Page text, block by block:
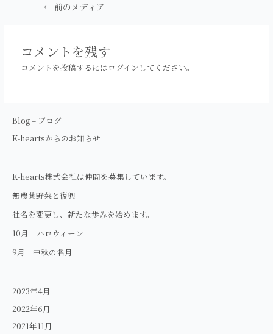
ゲ
ー
← 前のメディア
コメントを残す
コメントを投稿するにはログインしてください。
Blog – ブログ
K-heartsからのお知らせ
K-hearts株式会社は仲間を募集しています。
無農薬野菜と復興
社名を変更し、新たな歩みを始めます。
10月 ハロウィーン
9月 中秋の名月
2023年4月
2022年6月
2021年11月